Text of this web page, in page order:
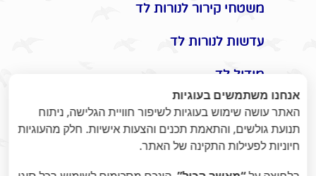
משטחי קירור לנורות לד
עדשות לנורות לד
מודול לד
אביזרים משלימים לתאורת לד
תקעים / שקעים / שעון שבת
אנחנו משתמשים בעוגיות
האתר עושה שימוש בעוגיות לשיפור חוויית הגלישה, ניתוח
תנועת גולשים, והתאמת תכנים והצעות אישיות. חלק מהעוגיות
חיוניות לפעילות התקינה של האתר.